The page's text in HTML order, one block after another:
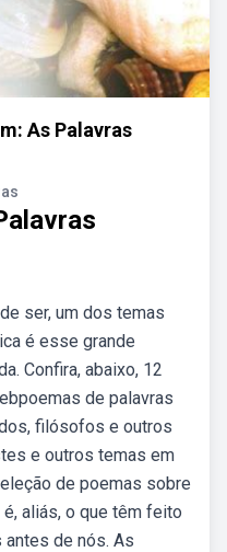
As Palavras
ser, um dos temas
é esse grande
Confira, abaixo, 12
de palavras
filósofos e outros
e outros temas em
de poemas sobre
aliás, o que têm feito
de nós. As